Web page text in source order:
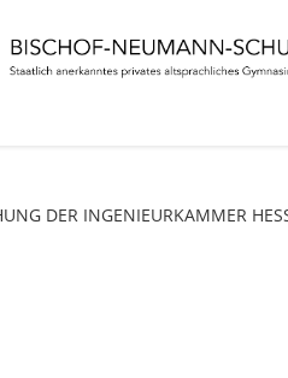
DER INGENIEURKAMMER